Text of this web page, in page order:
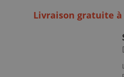
Livraison gratuite à